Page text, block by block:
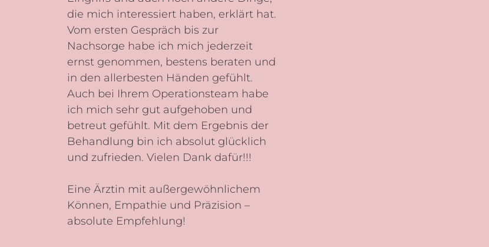
die mich interessiert haben, erklärt hat.
Vom ersten Gespräch bis zur
Nachsorge habe ich mich jederzeit
ernst genommen, bestens beraten und
in den allerbesten Händen gefühlt.
Auch bei Ihrem Operationsteam habe
ich mich sehr gut aufgehoben und
betreut gefühlt. Mit dem Ergebnis der
Behandlung bin ich absolut glücklich
und zufrieden. Vielen Dank dafür!!!
Eine Ärztin mit außergewöhnlichem
Können, Empathie und Präzision –
absolute Empfehlung!